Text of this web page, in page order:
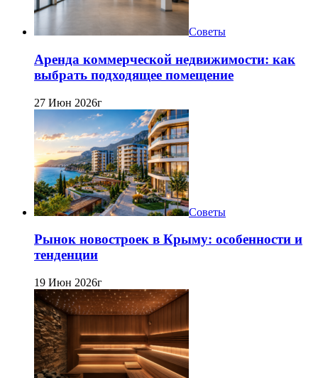
Советы
Аренда коммерческой недвижимости: как
выбрать подходящее помещение
27 Июн 2026г
Советы
Рынок новостроек в Крыму: особенности и
тенденции
19 Июн 2026г